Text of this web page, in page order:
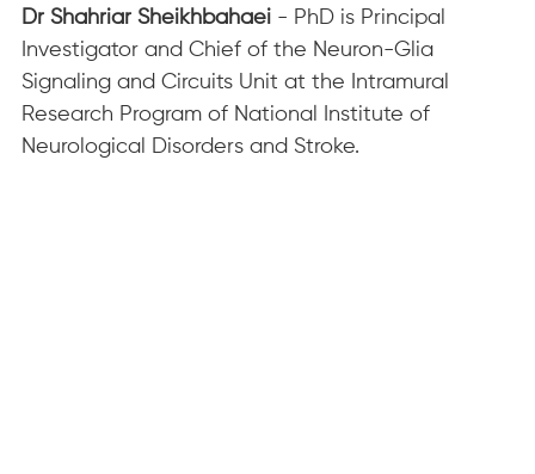
Dr Shahriar Sheikhbahaei - PhD is Principal
Investigator and Chief of the Neuron-Glia
Signaling and Circuits Unit at the Intramural
Research Program of National Institute of
Neurological Disorders and Stroke.